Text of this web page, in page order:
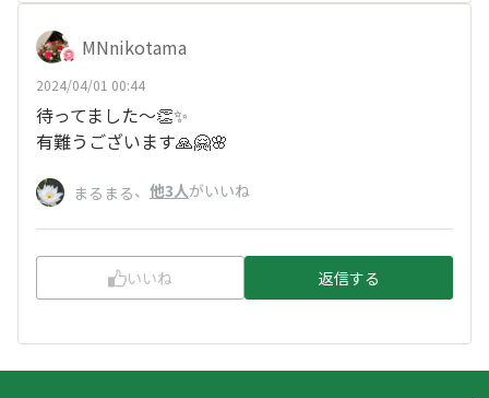
MNnikotama
2024/04/01 00:44
待ってました〜👏✨
有難うございます🙏🤗🌸
まるまる、 他3人がいいね
いいね 返信する